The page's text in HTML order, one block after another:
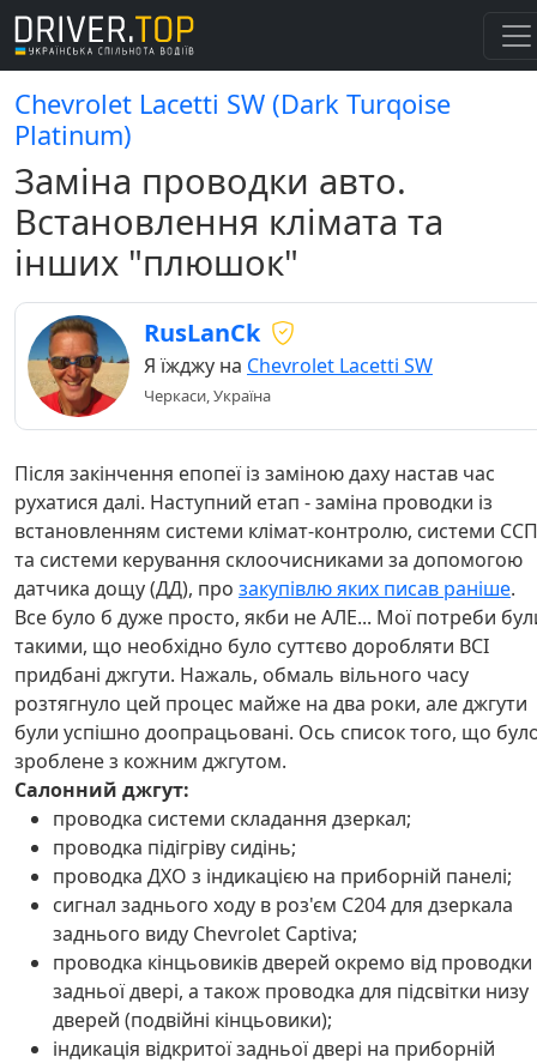
Chevrolet Lacetti SW (Dark Turqoise
Platinum)
Заміна проводки авто.
Встановлення клімата та
інших "плюшок"
RusLanCk
Я їжджу на Chevrolet Lacetti SW
Черкаси, Україна
Після закінчення епопеї із заміною даху настав час
рухатися далі. Наступний етап - заміна проводки із
встановленням системи клімат-контролю, системи
та системи керування склоочисниками за допомогою
датчика дощу (ДД), про закупівлю яких писав раніше.
Все було б дуже просто, якби не АЛЕ... Мої потреби
такими, що необхідно було суттєво доробляти ВСІ
придбані джгути. Нажаль, обмаль вільного часу
розтягнуло цей процес майже на два роки, але джгути
були успішно доопрацьовані. Ось список того, що
зроблене з кожним джгутом.
Салонний джгут:
проводка системи складання дзеркал;
проводка підігріву сидінь;
проводка ДХО з індикацією на приборній панелі;
сигнал заднього ходу в роз'єм С204 для дзеркала
заднього виду Chevrolet Captiva;
проводка кінцьовиків дверей окремо від проводки
задньої двері, а також проводка для підсвітки низу
дверей (подвійні кінцьовики);
індикація відкритої задньої двері на приборній